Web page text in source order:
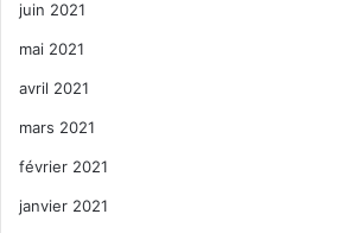
juin 2021
mai 2021
avril 2021
mars 2021
février 2021
janvier 2021